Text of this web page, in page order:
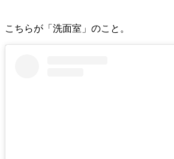
こちらが「洗面室」のこと。